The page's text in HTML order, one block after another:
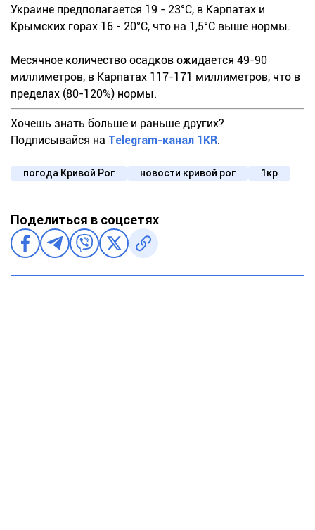
Украине предполагается 19 - 23°С, в Карпатах и
Крымских горах 16 - 20°С, что на 1,5°С выше нормы.
Месячное количество осадков ожидается 49-90
миллиметров, в Карпатах 117-171 миллиметров, что в
пределах (80-120%) нормы.
Хочешь знать больше и раньше других?
Подписывайся на Telegram-канал 1KR.
погода Кривой Рог новости кривой рог 1кр
Поделиться в соцсетях